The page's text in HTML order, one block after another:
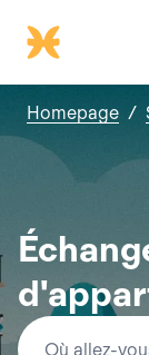
Homepage /